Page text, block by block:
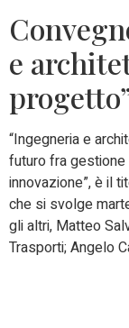
e
“Ingegneria e
futuro fra gestione
innovazione”, è il
che si svolge
gli altri, Matteo
Trasporti; Angelo